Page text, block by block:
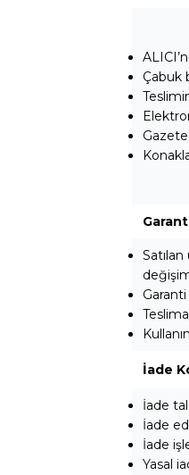
Çabuk
İade
İade
İade
İade
Yasal